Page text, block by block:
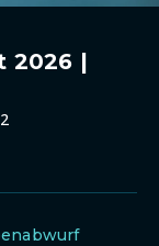
2026 |